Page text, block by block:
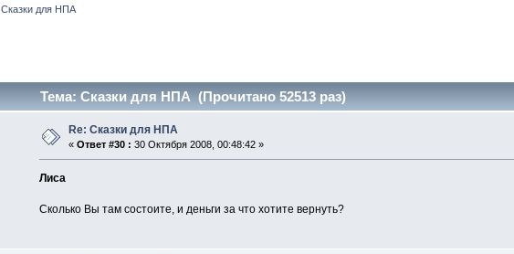
Сказки для НПА
Тема: Сказки для НПА (Прочитано 52513 раз)
Re: Сказки для НПА
«Ответ #30 : 30 Октября 2008, 00:48:42 »
Лиса
Сколько Вы там состоите, и деньги за что хотите вернуть?